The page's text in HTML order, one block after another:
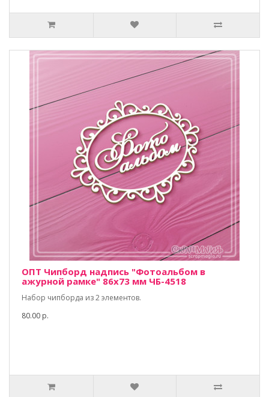
ОПТ Чипборд надпись "Фотоальбом в
ажурной рамке" 86х73 мм ЧБ-4518
Набор чипборда из 2 элементов.
80.00 р.